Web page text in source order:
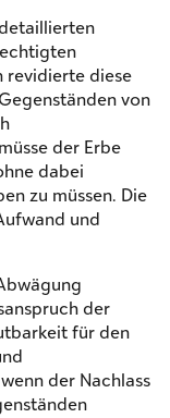
revidierte diese
von
der Erbe
dabei
zu müssen. Die
und
der
für den
der Nachlass